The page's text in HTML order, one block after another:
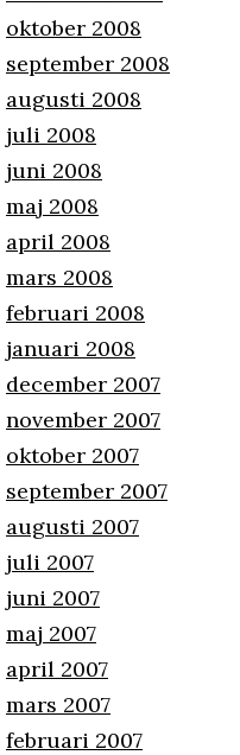
oktober 2008
september 2008
augusti 2008
juli 2008
juni 2008
maj 2008
april 2008
mars 2008
februari 2008
januari 2008
december 2007
november 2007
oktober 2007
september 2007
augusti 2007
juli 2007
juni 2007
maj 2007
april 2007
mars 2007
februari 2007